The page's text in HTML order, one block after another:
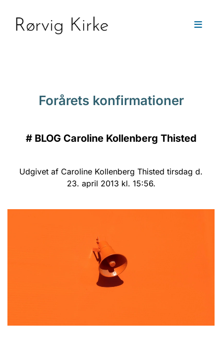
Forårets konfirmationer
# BLOG Caroline Kollenberg Thisted
Udgivet af Caroline Kollenberg Thisted tirsdag d.
23. april 2013 kl. 15:56.